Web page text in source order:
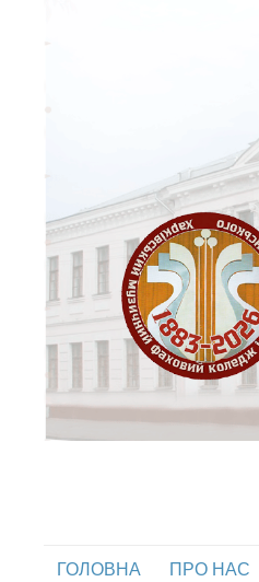
ГОЛОВНА ПРО НАС